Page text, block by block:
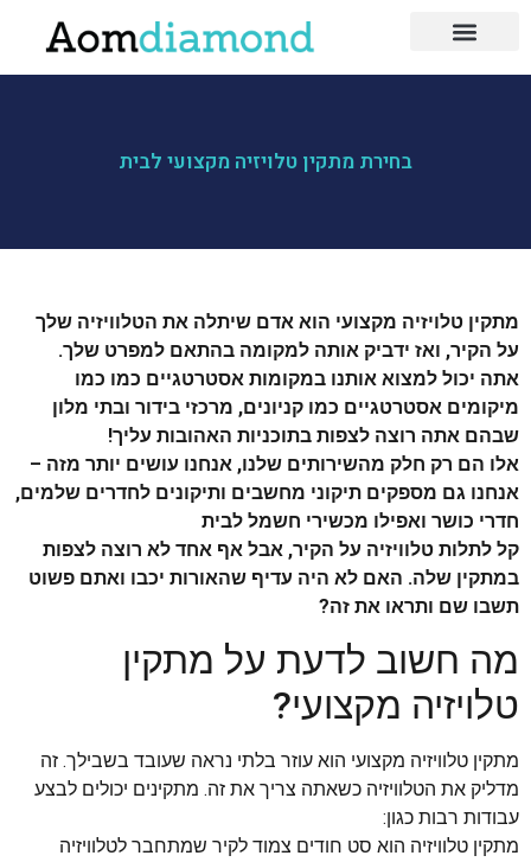
בחירת מתקין טלויזיה מקצועי לבית
מתקין טלויזיה מקצועי הוא אדם שיתלה את הטלוויזיה שלך
על הקיר, ואז ידביק אותה למקומה בהתאם למפרט שלך.
אתה יכול למצוא אותנו במקומות אסטרטגיים כמו כמו
מיקומים אסטרטגיים כמו קניונים, מרכזי בידור ובתי מלון
שבהם אתה רוצה לצפות בתוכניות האהובות עליך!
אלו הם רק חלק מהשירותים שלנו, אנחנו עושים יותר מזה –
אנחנו גם מספקים תיקוני מחשבים ותיקונים לחדרים שלמים,
חדרי כושר ואפילו מכשירי חשמל לבית
קל לתלות טלוויזיה על הקיר, אבל אף אחד לא רוצה לצפות
במתקין שלה. האם לא היה עדיף שהאורות יכבו ואתם פשוט
תשבו שם ותראו את זה?
מה חשוב לדעת על מתקין
טלויזיה מקצועי?
מתקין טלוויזיה מקצועי הוא עוזר בלתי נראה שעובד בשבילך. זה
מדליק את הטלוויזיה כשאתה צריך את זה. מתקינים יכולים לבצע
עבודות רבות כגון:
מתקין טלוויזיה הוא סט חודים צמוד לקיר שמתחבר לטלוויזיה